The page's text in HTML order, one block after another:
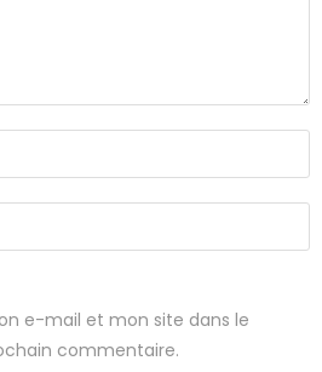
e-mail et mon site dans le
commentaire.